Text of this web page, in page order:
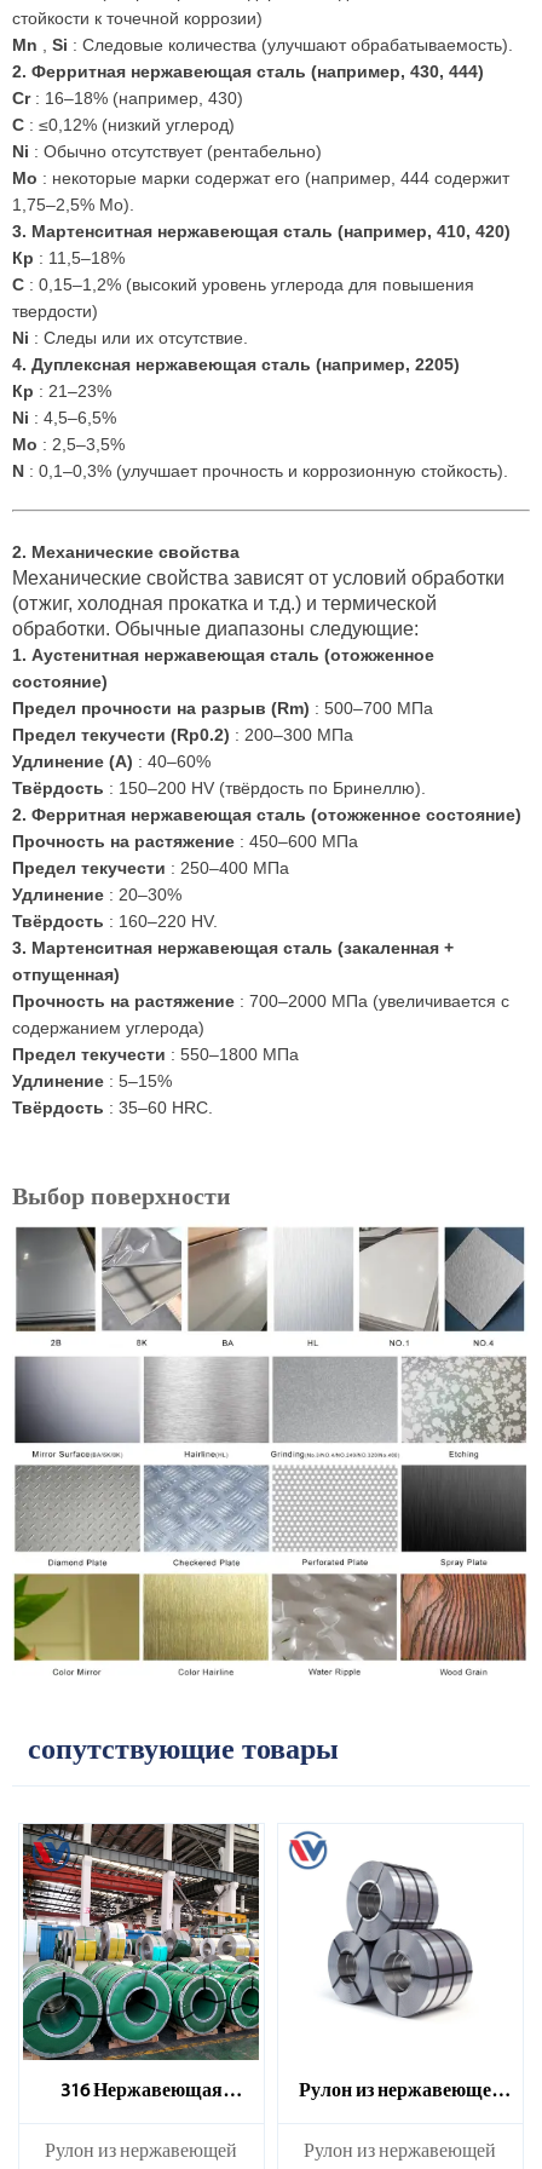
стойкости к точечной коррозии)
Mn
Si : Следовые количества (улучшают обрабатываемость).
2. Ферритная нержавеющая сталь (например, 430, 444)
Cr : 16–18% (например, 430)
C : ≤0,12% (низкий углерод)
Ni : Обычно отсутствует (рентабельно)
Mo : некоторые марки содержат его (например, 444 содержит
1,75–2,5% Mo).
3. Мартенситная нержавеющая сталь (например, 410, 420)
Кр : 11,5–18%
C : 0,15–1,2% (высокий уровень углерода для повышения
твердости)
Ni : Следы или их отсутствие.
4. Дуплексная нержавеющая сталь (например, 2205)
Кр : 21–23%
Ni : 4,5–6,5%
Мо : 2,5–3,5%
N : 0,1–0,3% (улучшает прочность и коррозионную стойкость).
2. Механические свойства
Механические свойства зависят от условий обработки
(отжиг, холодная прокатка и т.д.) и термической
обработки. Обычные диапазоны следующие:
1. Аустенитная нержавеющая сталь (отожженное
состояние)
Предел прочности на разрыв (Rm) : 500–700 МПа
Предел текучести (Rp0.2) : 200–300 МПа
Удлинение (А) : 40–60%
Твёрдость : 150–200 HV (твёрдость по Бринеллю).
2. Ферритная нержавеющая сталь (отожженное состояние)
Прочность на растяжение : 450–600 МПа
Предел текучести : 250–400 МПа
Удлинение : 20–30%
Твёрдость : 160–220 HV.
3. Мартенситная нержавеющая сталь (закаленная +
отпущенная)
Прочность на растяжение : 700–2000 МПа (увеличивается с
содержанием углерода)
Предел текучести : 550–1800 МПа
Удлинение : 5–15%
Твёрдость : 35–60 HRC.
Выбор поверхности
сопутствующие товары
316 Нержавеющая
​Рулон из нержавеющей
Рулон из нержавеющей
​Рулон из нержавеющей